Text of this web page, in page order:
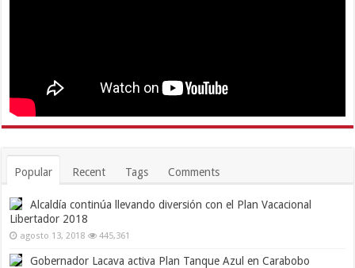
Popular Recent Tags Comments
Alcaldía continúa llevando diversión con el Plan Vacacional
Libertador 2018
agosto 13, 2018 445,361
Gobernador Lacava activa Plan Tanque Azul en Carabobo